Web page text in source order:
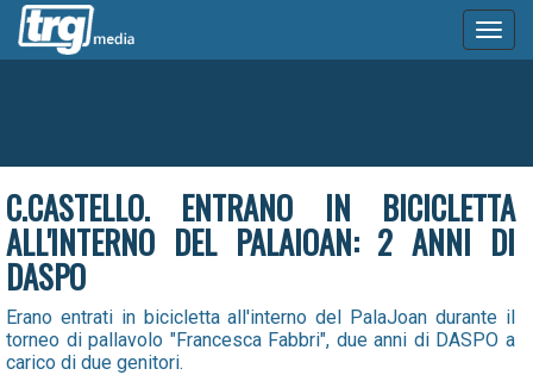
C.CASTELLO. ENTRANO IN BICICLETTA
ALL'INTERNO DEL PALAIOAN: 2 ANNI DI
DASPO
Erano entrati in bicicletta all'interno del PalaJoan durante il
torneo di pallavolo "Francesca Fabbri", due anni di DASPO a
carico di due genitori.